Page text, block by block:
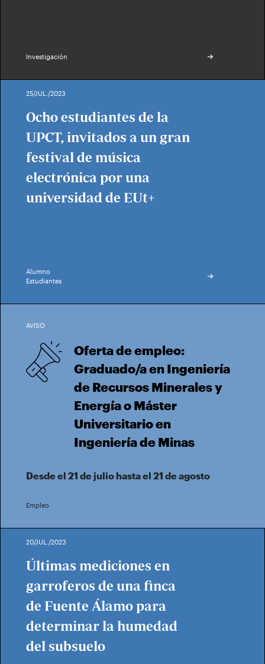
Investigación
25/JUL./2023
Ocho estudiantes de la
UPCT, invitados a un gran
festival de música
electrónica por una
universidad de EUt+
Alumno
Estudiantes
AVISO
Oferta de empleo:
Graduado/a en Ingeniería
de Recursos Minerales y
Energía o Máster
Universitario en
Ingeniería de Minas
Desde el 21 de julio hasta el 21 de agosto
Empleo
20/JUL./2023
Últimas mediciones en
garroferos de una finca
de Fuente Álamo para
determinar la humedad
del subsuelo